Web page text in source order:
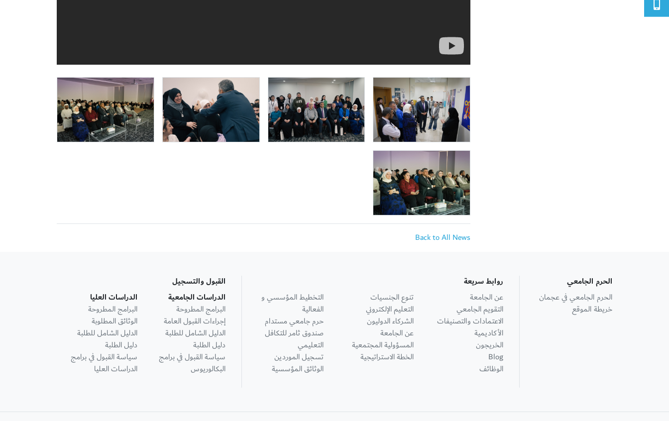
Back to All News
الحرم الجامعي
الحرم الجامعي في عجمان
خريطة الموقع
روابط سريعة
عن الجامعة
التقويم الجامعي
الاعتمادات والتصنيفات
الأكاديمية
الخريجون
Blog
الوظائف
تنوع الجنسيات
التعليم الإلكتروني
الشركاء الدوليون
عن الجامعة
المسؤولية المجتمعية
الخطة الاستراتيجية
التخطيط المؤسسي و
الفعالية
حرم جامعي مستدام
صندوق ثامر للتكافل
التعليمي
تسجيل الموردين
الوثائق المؤسسية
القبول والتسجيل
الدراسات الجامعية
البرامج المطروحة
إجراءات القبول العامة
الدليل الشامل للطلبة
دليل الطلبة
سياسة القبول في برامج
البكالوريوس
الدراسات العليا
البرامج المطروحة
الوثائق المطلوبة
الدليل الشامل للطلبة
دليل الطلبة
سياسة القبول في برامج
الدراسات العليا